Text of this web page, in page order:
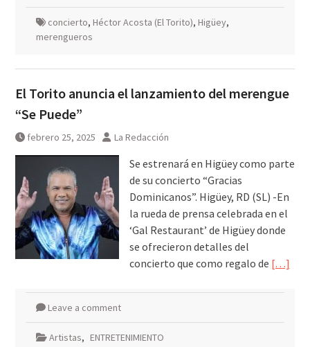
concierto, Héctor Acosta (El Torito), Higüey,
merengueros
El Torito anuncia el lanzamiento del merengue
“Se Puede”
febrero 25, 2025 La Redacción
Se estrenará en Higüey como parte
de su concierto “Gracias
Dominicanos”. Higüey, RD (SL) -En
la rueda de prensa celebrada en el
‘Gal Restaurant’ de Higüey donde
se ofrecieron detalles del
concierto que como regalo de […]
Leave a comment
Artistas, ENTRETENIMIENTO